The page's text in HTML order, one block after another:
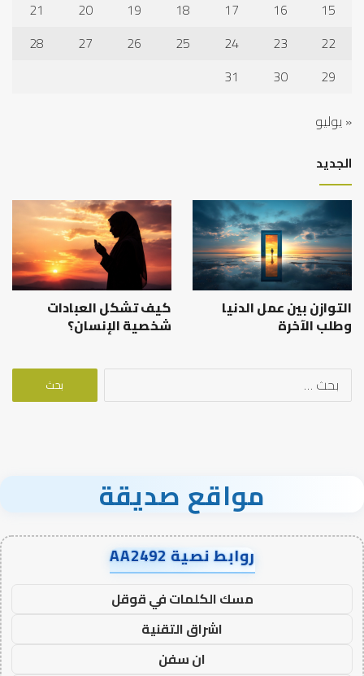
15
16
17
18
19
20
21
22
23
24
25
26
27
28
29
30
31
« يوليو
الجديد
التوازن بين عمل الدنيا
وطلب الآخرة
كيف تشكل العبادات
شخصية الإنسان؟
البحث
مواقع صديقة
روابط نصية AA2492
مسك الكلمات في قوقل
اشراق التقنية
ان سفن